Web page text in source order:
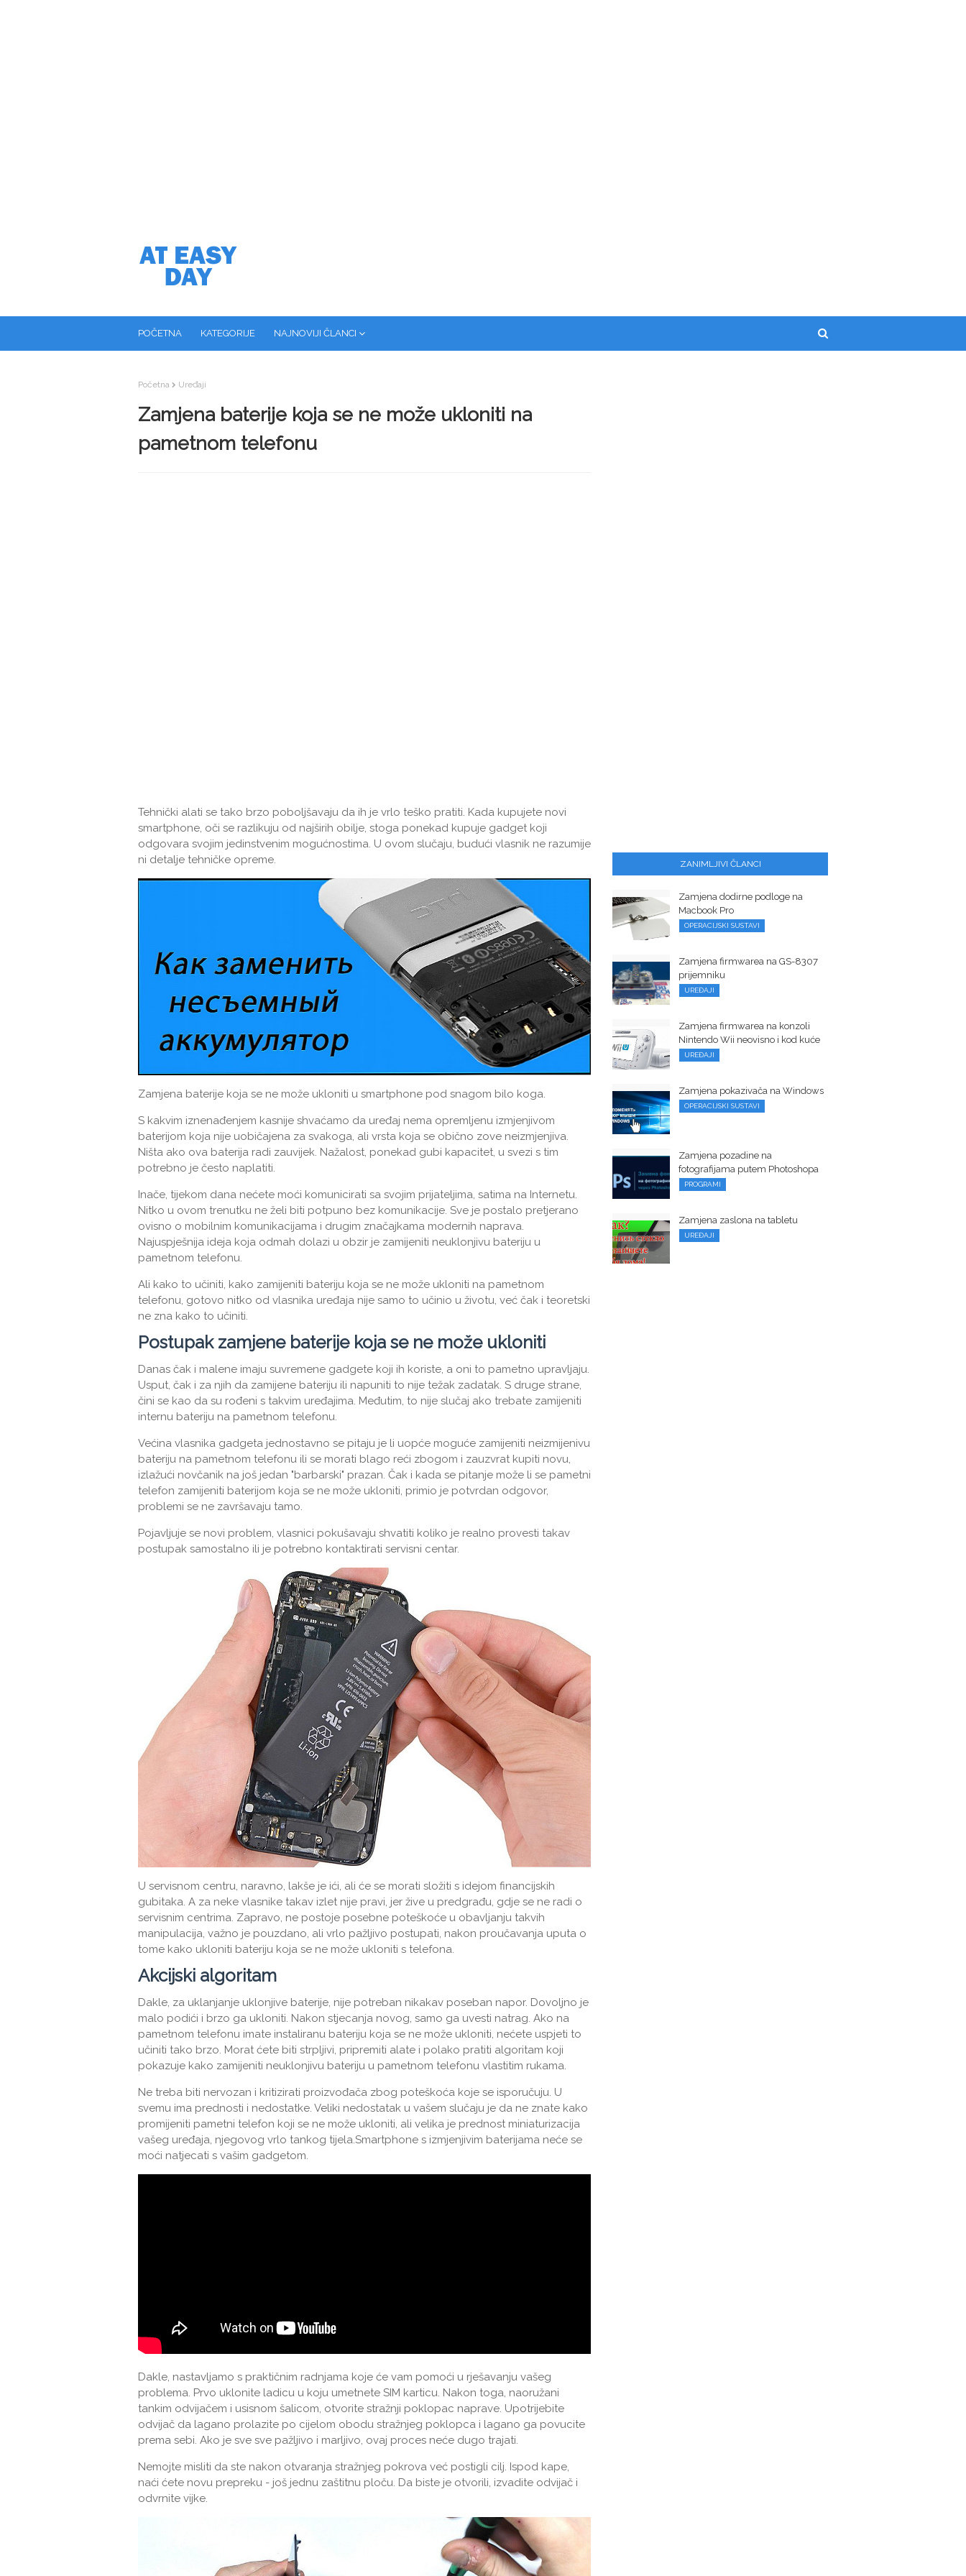
POČETNA KATEGORIJE NAJNOVIJI ČLANCI
Početna Uređaji
Zamjena baterije koja se ne može ukloniti na
pametnom telefonu
Tehnički alati se tako brzo poboljšavaju da ih je vrlo teško pratiti. Kada kupujete novi
smartphone, oči se razlikuju od najširih obilje, stoga ponekad kupuje gadget koji
odgovara svojim jedinstvenim mogućnostima. U ovom slučaju, budući vlasnik ne razumije
ni detalje tehničke opreme.
Zamjena baterije koja se ne može ukloniti u smartphone pod snagom bilo koga.
S kakvim iznenađenjem kasnije shvaćamo da uređaj nema opremljenu izmjenjivom
baterijom koja nije uobičajena za svakoga, ali vrsta koja se obično zove neizmjenjiva.
Ništa ako ova baterija radi zauvijek. Nažalost, ponekad gubi kapacitet, u svezi s tim
potrebno je često naplatiti.
Inače, tijekom dana nećete moći komunicirati sa svojim prijateljima, satima na Internetu.
Nitko u ovom trenutku ne želi biti potpuno bez komunikacije. Sve je postalo pretjerano
ovisno o mobilnim komunikacijama i drugim značajkama modernih naprava.
Najuspješnija ideja koja odmah dolazi u obzir je zamijeniti neuklonjivu bateriju u
pametnom telefonu.
Ali kako to učiniti, kako zamijeniti bateriju koja se ne može ukloniti na pametnom
telefonu, gotovo nitko od vlasnika uređaja nije samo to učinio u životu, već čak i teoretski
ne zna kako to učiniti.
Postupak zamjene baterije koja se ne može ukloniti
Danas čak i malene imaju suvremene gadgete koji ih koriste, a oni to pametno upravljaju.
Usput, čak i za njih da zamijene bateriju ili napuniti to nije težak zadatak. S druge strane,
čini se kao da su rođeni s takvim uređajima. Međutim, to nije slučaj ako trebate zamijeniti
internu bateriju na pametnom telefonu.
Većina vlasnika gadgeta jednostavno se pitaju je li uopće moguće zamijeniti neizmijenivu
bateriju na pametnom telefonu ili se morati blago reći zbogom i zauzvrat kupiti novu,
izlažući novčanik na još jedan "barbarski" prazan. Čak i kada se pitanje može li se pametni
telefon zamijeniti baterijom koja se ne može ukloniti, primio je potvrdan odgovor,
problemi se ne završavaju tamo.
Pojavljuje se novi problem, vlasnici pokušavaju shvatiti koliko je realno provesti takav
postupak samostalno ili je potrebno kontaktirati servisni centar.
U servisnom centru, naravno, lakše je ići, ali će se morati složiti s idejom financijskih
gubitaka. A za neke vlasnike takav izlet nije pravi, jer žive u predgrađu, gdje se ne radi o
servisnim centrima. Zapravo, ne postoje posebne poteškoće u obavljanju takvih
manipulacija, važno je pouzdano, ali vrlo pažljivo postupati, nakon proučavanja uputa o
tome kako ukloniti bateriju koja se ne može ukloniti s telefona.
Akcijski algoritam
Dakle, za uklanjanje uklonjive baterije, nije potreban nikakav poseban napor. Dovoljno je
malo podići i brzo ga ukloniti. Nakon stjecanja novog, samo ga uvesti natrag. Ako na
pametnom telefonu imate instaliranu bateriju koja se ne može ukloniti, nećete uspjeti to
učiniti tako brzo. Morat ćete biti strpljivi, pripremiti alate i polako pratiti algoritam koji
pokazuje kako zamijeniti neuklonjivu bateriju u pametnom telefonu vlastitim rukama.
Ne treba biti nervozan i kritizirati proizvođača zbog poteškoća koje se isporučuju. U
svemu ima prednosti i nedostatke. Veliki nedostatak u vašem slučaju je da ne znate kako
promijeniti pametni telefon koji se ne može ukloniti, ali velika je prednost miniaturizacija
vašeg uređaja, njegovog vrlo tankog tijela.Smartphone s izmjenjivim baterijama neće se
moći natjecati s vašim gadgetom.
Dakle, nastavljamo s praktičnim radnjama koje će vam pomoći u rješavanju vašeg
problema. Prvo uklonite ladicu u koju umetnete SIM karticu. Nakon toga, naoružani
tankim odvijačem i usisnom šalicom, otvorite stražnji poklopac naprave. Upotrijebite
odvijač da lagano prolazite po cijelom obodu stražnjeg poklopca i lagano ga povucite
prema sebi. Ako je sve sve pažljivo i marljivo, ovaj proces neće dugo trajati.
Nemojte misliti da ste nakon otvaranja stražnjeg pokrova već postigli cilj. Ispod kape,
naći ćete novu prepreku - još jednu zaštitnu ploču. Da biste je otvorili, izvadite odvijač i
odvrnite vijke.
ZANIMLJIVI ČLANCI
Zamjena dodirne podloge na
Macbook Pro
OPERACIJSKI SUSTAVI
Zamjena firmwarea na GS-8307
prijemniku
UREĐAJI
Zamjena firmwarea na konzoli
Nintendo Wii neovisno i kod kuće
UREĐAJI
Zamjena pokazivača na Windows
OPERACIJSKI SUSTAVI
Zamjena pozadine na
fotografijama putem Photoshopa
PROGRAMI
Zamjena zaslona na tabletu
UREĐAJI